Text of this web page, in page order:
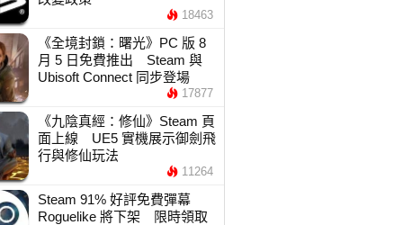
18463
《全境封鎖：曙光》PC 版 8
月 5 日免費推出 Steam 與
Ubisoft Connect 同步登場
17877
《九陰真經：修仙》Steam 頁
面上線 UE5 實機展示御劍飛
行與修仙玩法
11264
Steam 91% 好評免費彈幕
Roguelike 將下架 限時領取